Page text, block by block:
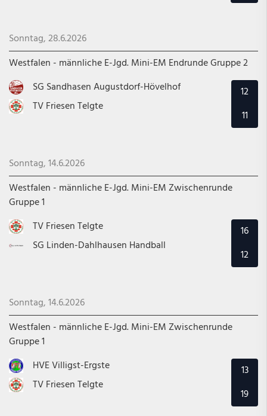
Sonntag, 28.6.2026
Westfalen - männliche E-Jgd. Mini-EM Endrunde Gruppe 2
SG Sandhasen Augustdorf-Hövelhof
TV Friesen Telgte
12
11
Sonntag, 14.6.2026
Westfalen - männliche E-Jgd. Mini-EM Zwischenrunde
Gruppe 1
TV Friesen Telgte
SG Linden-Dahlhausen Handball
16
12
Sonntag, 14.6.2026
Westfalen - männliche E-Jgd. Mini-EM Zwischenrunde
Gruppe 1
HVE Villigst-Ergste
TV Friesen Telgte
13
19